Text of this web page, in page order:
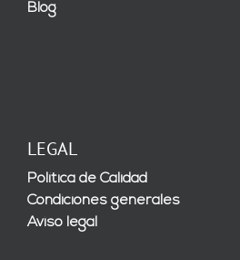
Blog
LEGAL
Política de Calidad
Condiciones generales
Aviso legal